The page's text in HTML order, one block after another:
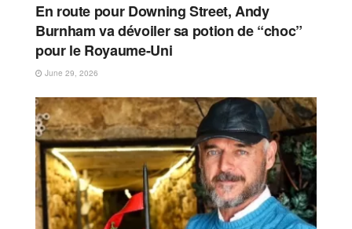
En route pour Downing Street, Andy
Burnham va dévoiler sa potion de “choc”
pour le Royaume-Uni
June 29, 2026